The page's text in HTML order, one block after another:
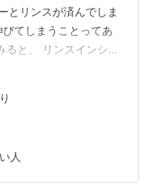
とリンスが済んでしま
てしまうことってあ
ると、 リンスインシャ
ャンプーに限らず、
メリットも存在する
は、 リンスインシャ
スインシャンプーの
ャンプーに向く人、
人